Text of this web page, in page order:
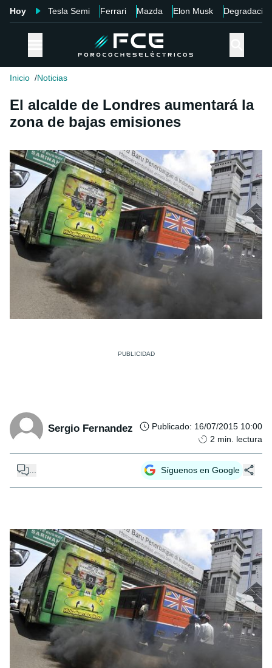
Hoy Tesla Semi Ferrari Mazda Elon Musk Degradación
Inicio Noticias
El alcalde de Londres aumentará la
zona de bajas emisiones
Sergio Fernandez Publicado: 16/07/2015 10:00
2 min. lectura
Síguenos en Google